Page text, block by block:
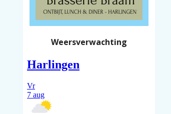
Weersverwachting